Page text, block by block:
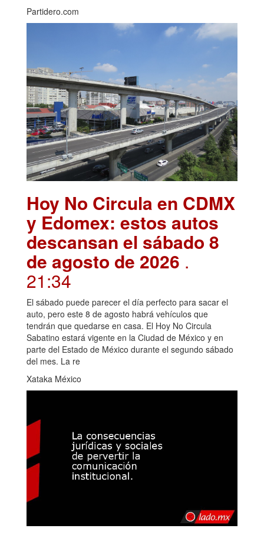
Partidero.com
Hoy No Circula en CDMX
y Edomex: estos autos
descansan el sábado 8
de agosto de 2026 .
21:34
El sábado puede parecer el día perfecto para sacar el
auto, pero este 8 de agosto habrá vehículos que
tendrán que quedarse en casa. El Hoy No Circula
Sabatino estará vigente en la Ciudad de México y en
parte del Estado de México durante el segundo sábado
del mes. La re
Xataka México